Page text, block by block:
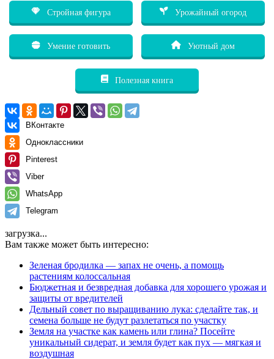
Стройная фигура Урожайный огород
Умение готовить Уютный дом
Полезная книга
ВКонтакте
Одноклассники
Pinterest
Viber
WhatsApp
Telegram
загрузка...
Вам также может быть интересно:
Зеленая бродилка — запах не очень, а помощь
растениям колоссальная
Бюджетная и безвредная добавка для хорошего урожая и
защиты от вредителей
Дельный совет по выращиванию лука: сделайте так, и
семена больше не будут разлетаться по участку
Земля на участке как камень или глина? Посейте
уникальный сидерат, и земля будет как пух — мягкая и
воздушная